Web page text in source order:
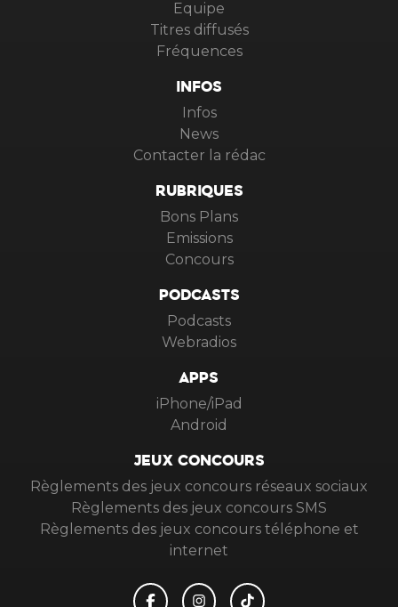
Equipe
Titres diffusés
Fréquences
INFOS
Infos
News
Contacter la rédac
RUBRIQUES
Bons Plans
Emissions
Concours
PODCASTS
Podcasts
Webradios
APPS
iPhone/iPad
Android
JEUX CONCOURS
Règlements des jeux concours réseaux sociaux
Règlements des jeux concours SMS
Règlements des jeux concours téléphone et
internet